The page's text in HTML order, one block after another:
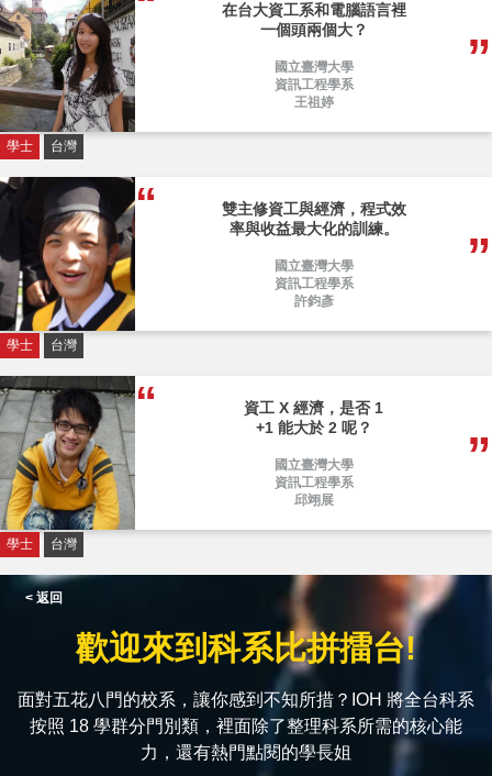
在台大資工系和電腦語言裡
一個頭兩個大？
國立臺灣大學
資訊工程學系
王祖婷
學士 台灣
雙主修資工與經濟，程式效
率與收益最大化的訓練。
國立臺灣大學
資訊工程學系
許鈞彥
學士 台灣
資工 X 經濟，是否 1
+1 能大於 2 呢？
國立臺灣大學
資訊工程學系
邱翊展
學士 台灣
< 返回
歡迎來到科系比拼擂台!
面對五花八門的校系，讓你感到不知所措？IOH 將全台科系
按照 18 學群分門別類，裡面除了整理科系所需的核心能
力，還有熱門點閱的學長姐